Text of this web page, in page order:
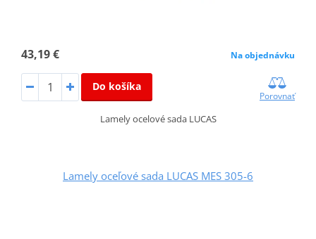
43,19 € Na objednávku
Do košíka
Porovnať
Lamely ocelové sada LUCAS
Lamely oceľové sada LUCAS MES 305-6